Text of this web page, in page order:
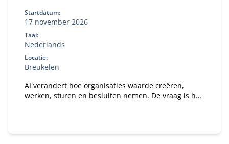
Startdatum:
17 november 2026
Taal:
Nederlands
Locatie:
Breukelen
AI verandert hoe organisaties waarde creëren,
werken, sturen en besluiten nemen. De vraag is hoe
toezichthouder.